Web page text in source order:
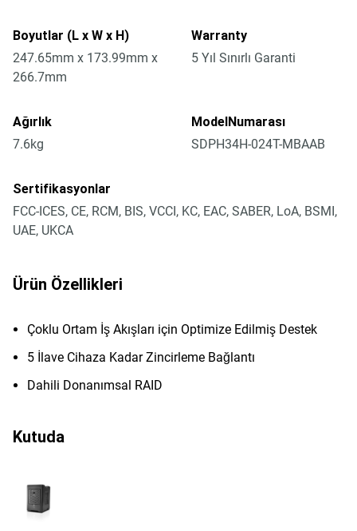
Boyutlar (L x W x H)
247.65mm x 173.99mm x
266.7mm
Warranty
5 Yıl Sınırlı Garanti
Ağırlık
7.6kg
ModelNumarası
SDPH34H-024T-MBAAB
Sertifikasyonlar
FCC-ICES, CE, RCM, BIS, VCCI, KC, EAC, SABER, LoA, BSMI,
UAE, UKCA
Ürün Özellikleri
Çoklu Ortam İş Akışları için Optimize Edilmiş Destek
5 İlave Cihaza Kadar Zincirleme Bağlantı
Dahili Donanımsal RAID
Kutuda